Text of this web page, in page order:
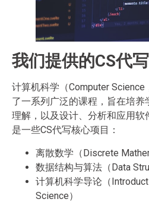
我们提供的CS代
计算机科学（Computer
了一系列广泛的课程，旨在培
理解，以及设计、分析和应用
是一些CS代写核心项目：
离散数学（Discrete
数据结构与算法（Data
计算机科学导论（
Science）